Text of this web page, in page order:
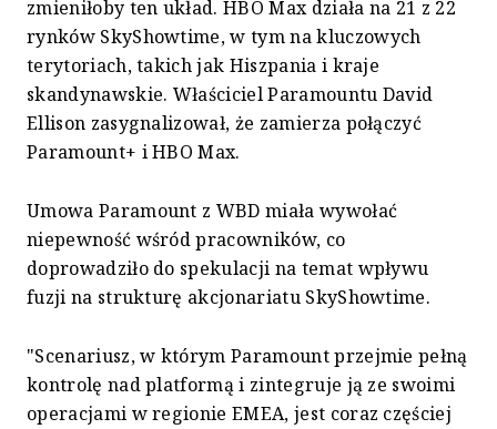
zmieniłoby ten układ. HBO Max działa na 21 z 22
rynków SkyShowtime, w tym na kluczowych
terytoriach, takich jak Hiszpania i kraje
skandynawskie. Właściciel Paramountu David
Ellison zasygnalizował, że zamierza połączyć
Paramount+ i HBO Max.
Umowa Paramount z WBD miała wywołać
niepewność wśród pracowników, co
doprowadziło do spekulacji na temat wpływu
fuzji na strukturę akcjonariatu SkyShowtime.
"Scenariusz, w którym Paramount przejmie pełną
kontrolę nad platformą i zintegruje ją ze swoimi
operacjami w regionie EMEA, jest coraz częściej